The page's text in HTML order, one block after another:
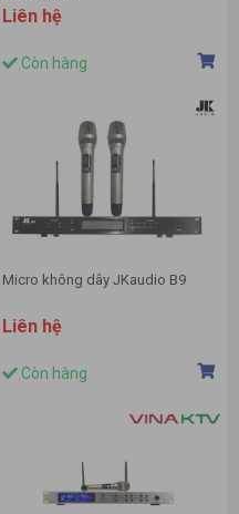
Liên hệ
Còn hàng
Micro không dây JKaudio B9
Liên hệ
Còn hàng